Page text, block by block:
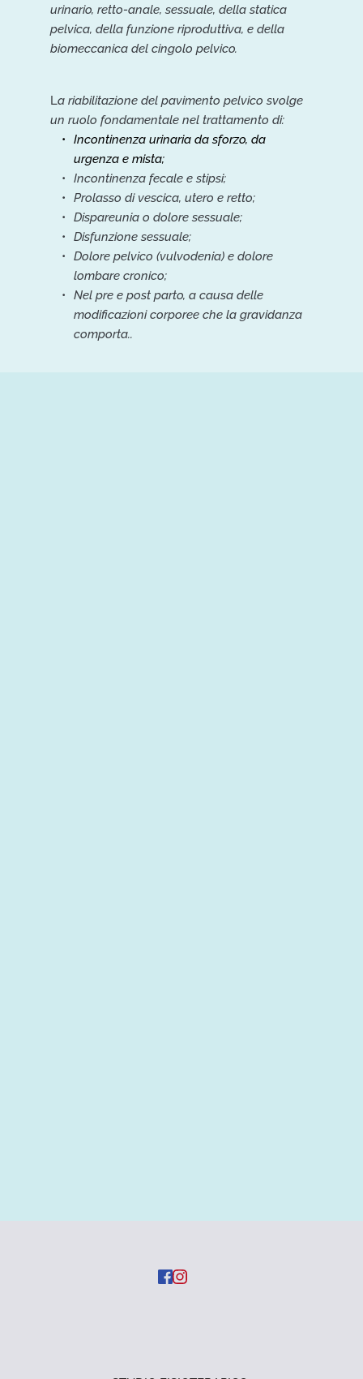
urinario, retto-anale, sessuale, della statica
pelvica, della funzione riproduttiva, e della
biomeccanica del cingolo pelvico.
La riabilitazione del pavimento pelvico svolge
un ruolo fondamentale nel trattamento di:
Incontinenza urinaria da sforzo, da
urgenza e mista;
Incontinenza fecale e stipsi;
Prolasso di vescica, utero e retto;
Dispareunia o dolore sessuale;
Disfunzione sessuale;
Dolore pelvico (vulvodenia) e dolore
lombare cronico;
Nel pre e post parto, a causa delle
modificazioni corporee che la gravidanza
comporta..